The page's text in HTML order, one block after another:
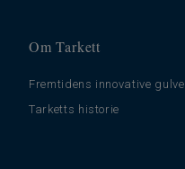
Om Tarkett
Fremtidens innovative gulve
Tarketts historie